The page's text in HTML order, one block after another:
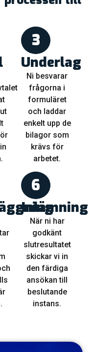
3
Underlag
Ni besvarar
frågorna i
formuläret
och laddar
enkelt upp de
bilagor som
krävs för
arbetet.
6
Inlämning
När ni har
godkänt
slutresultatet
skickar vi in
den färdiga
ansökan till
beslutande
instans.